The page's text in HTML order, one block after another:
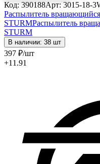
Код: 390188Арт: 3015-18-
Распылитель вращающийся
STURMРаспылитель
STURM
В наличии: 38 шт
397 ₽/шт
+11.91